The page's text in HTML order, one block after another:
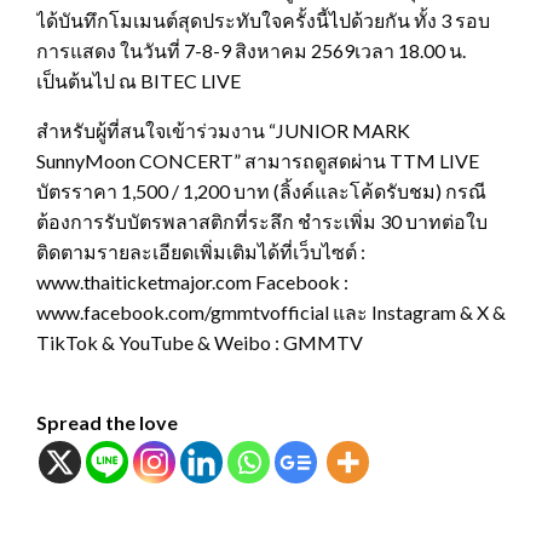
ได้บันทึกโมเมนต์สุดประทับใจครั้งนี้ไปด้วยกัน ทั้ง 3 รอบ
การแสดง ในวันที่ 7-8-9 สิงหาคม 2569เวลา 18.00 น.
เป็นต้นไป ณ BITEC LIVE
สำหรับผู้ที่สนใจเข้าร่วมงาน “JUNIOR MARK
SunnyMoon CONCERT” สามารถดูสดผ่าน TTM LIVE
บัตรราคา 1,500 / 1,200 บาท (ลิ้งค์และโค้ดรับชม) กรณี
ต้องการรับบัตรพลาสติกที่ระลึก ชำระเพิ่ม 30 บาทต่อใบ
ติดตามรายละเอียดเพิ่มเติมได้ที่เว็บไซต์ :
www.thaiticketmajor.com Facebook :
www.facebook.com/gmmtvofficial และ Instagram & X &
TikTok & YouTube & Weibo : GMMTV
Spread the love